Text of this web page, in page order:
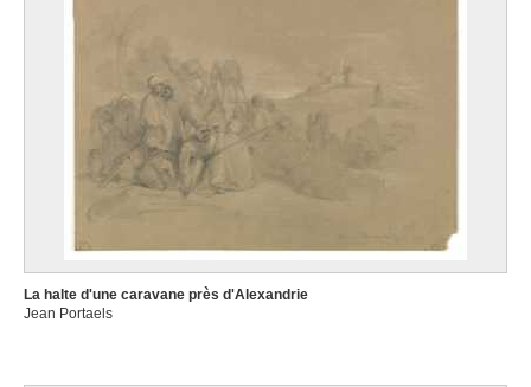
La halte d'une caravane près d'Alexandrie
Jean Portaels